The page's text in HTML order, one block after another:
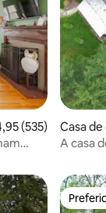
de uma
(535)
Casa
A casa